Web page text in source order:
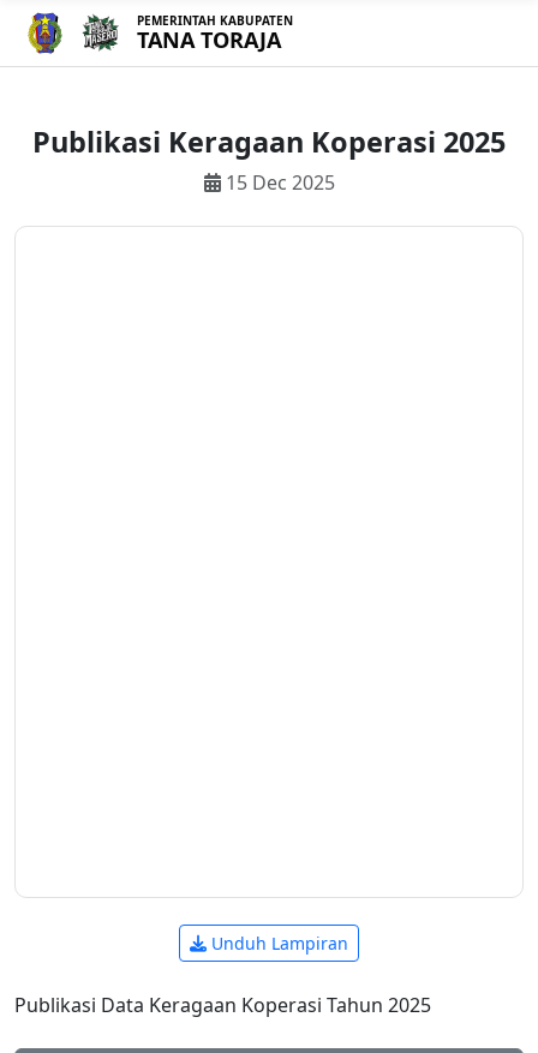
PEMERINTAH KABUPATEN
TANA TORAJA
Publikasi Keragaan Koperasi 2025
15 Dec 2025
Unduh Lampiran
Publikasi Data Keragaan Koperasi Tahun 2025